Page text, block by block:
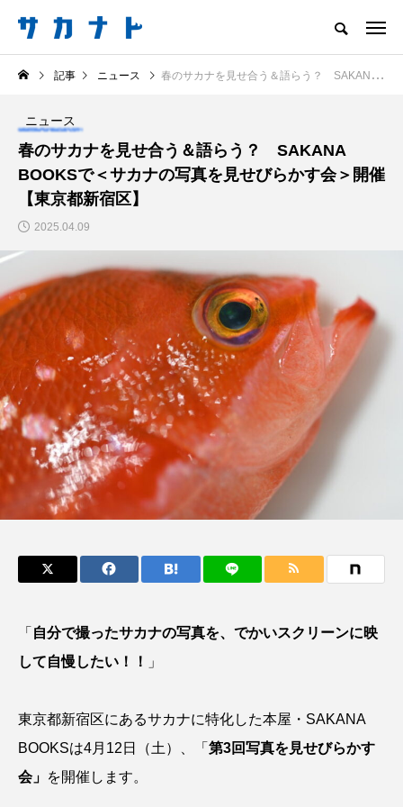
サカナをもっと好きになる
知る 食べる 楽しむ 創る
注目記事 サカナを知ろう
食べる
＜ツバメウオ＞は意外
と美味しい！ “でかい
鰭”が特徴的な魚を実
際に食べてみた
椎名まさ
と
2026.08.05
意外と簡単！ 100均で
買った道具で＜魚のは
く製＞を作ってみた
夏休みの自由研究にい
キーワードから探す
かんぱち わたしと水族館 アイゴ
アオリイカ アカアジ
アカムツ アカメ アクアリウム
記事 ニュース 春のサカナを見せ合う＆語らう？ SAKANA BOOKSで＜サカナの写真を見せびらかす会＞開催【東京都新宿区】
ニュース
春のサカナを見せ合う＆語らう？ SAKANA
BOOKSで＜サカナの写真を見せびらかす会＞開催
【東京都新宿区】
2025.04.09
「 自分で撮ったサカナの写真を、でかいスクリーンに映
して自慢したい！！
」
東京都新宿区にあるサカナに特化した本屋・SAKANA
BOOKSは4月12日（土）、「 第3回写真を見せびらかす
会」 を開催します。